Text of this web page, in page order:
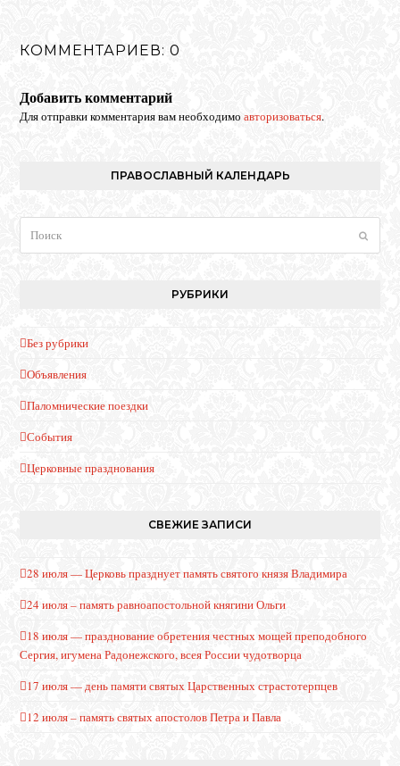
КОММЕНТАРИЕВ: 0
Добавить комментарий
Для отправки комментария вам необходимоавторизоваться.
ПРАВОСЛАВНЫЙ КАЛЕНДАРЬ
РУБРИКИ
Без рубрики
Объявления
Паломнические поездки
События
Церковные празднования
СВЕЖИЕ ЗАПИСИ
28 июля — Церковь празднует память святого князя Владимира
24 июля – память равноапостольной княгини Ольги
18 июля — празднование обретения честных мощей преподобного
Сергия, игумена Радонежского, всея России чудотворца
17 июля — день памяти святых Царственных страстотерпцев
12 июля – память святых апостолов Петра и Павла